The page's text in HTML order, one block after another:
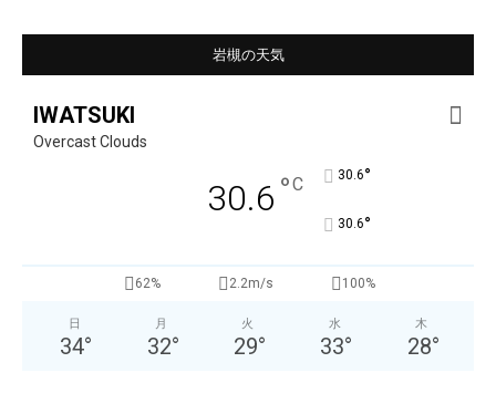
岩槻の天気
IWATSUKI
Overcast Clouds
30.6 °C 30.6°
30.6°
62% 2.2m/s 100%
日
34°
月
32°
火
29°
水
33°
木
28°